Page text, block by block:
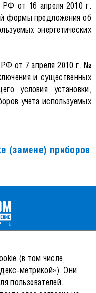
РФ от 16 апреля 2010 г.
формы предложения об
энергетических
РФ от 7 апреля 2010 г. №
и существенных
условия установки,
учета используемых
(замене) приборов
Тверь»
перерыв 12:30-13:21
(в том числе,
метрикой»). Они
пользователей.